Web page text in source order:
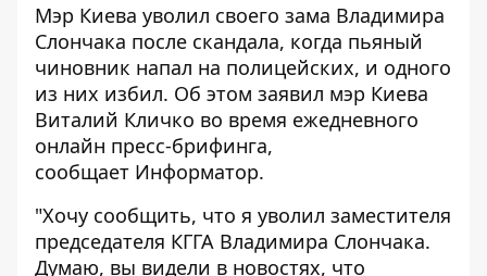
Мэр Киева уволил своего зама Владимира
Слончака после скандала, когда пьяный
чиновник напал на полицейских, и одного
из них избил. Об этом заявил мэр Киева
Виталий Кличко во время ежедневного
онлайн пресс-брифинга,
сообщает Информатор.
"Хочу сообщить, что я уволил заместителя
председателя КГГА Владимира Слончака.
Думаю, вы видели в новостях, что